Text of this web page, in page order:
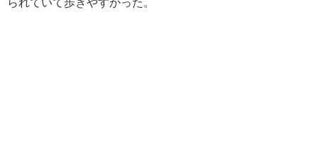
られていて歩きやすかった。